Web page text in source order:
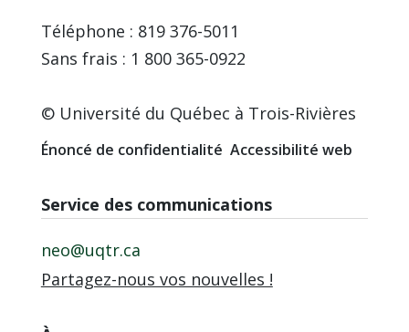
Téléphone : 819 376-5011
Sans frais : 1 800 365-0922
© Université du Québec à Trois-Rivières
Énoncé de confidentialité Accessibilité web
Service des communications
neo@uqtr.ca
Partagez-nous vos nouvelles !